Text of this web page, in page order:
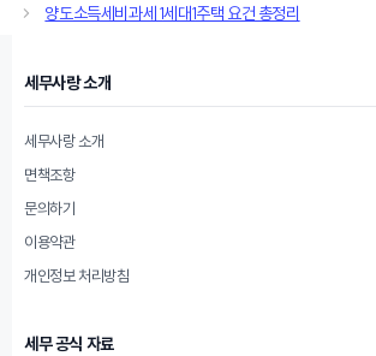
리
양도소득세비과세 1세대1주택 요건 총정리
세무사랑 소개
세무사랑 소개
면책조항
문의하기
이용약관
개인정보 처리방침
세무 공식 자료